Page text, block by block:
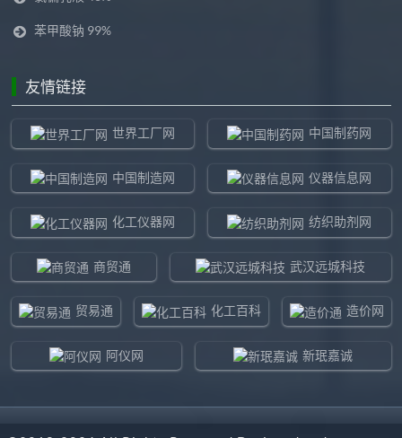
苯甲酸钠 99%
友情链接
世界工厂网 中国制药网
中国制造网 仪器信息网
化工仪器网 纺织助剂网
商贸通 武汉远城科技
贸易通 化工百科 造价网
阿仪网 新珉嘉诚